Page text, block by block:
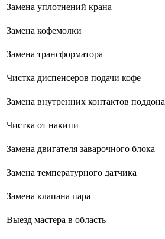
Замена уплотнений крана
Замена кофемолки
Замена трансформатора
Чистка диспенсеров подачи кофе
Замена внутренних контактов поддона
Чистка от накипи
Замена двигателя заварочного блока
Замена температурного датчика
Замена клапана пара
Выезд мастера в область